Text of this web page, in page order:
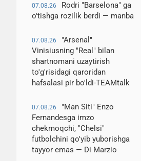
07.08.26
Rodri "Barselona" ga
o'tishga rozilik berdi — manba
07.08.26
"Arsenal"
Vinisiusning "Real" bilan
shartnomani uzaytirish
to'g'risidagi qaroridan
hafsalasi pir bo'ldi-TEAMtalk
07.08.26
"Man Siti" Enzo
Fernandesga imzo
chekmoqchi, "Chelsi"
futbolchini qo'yib yuborishga
tayyor emas — Di Marzio